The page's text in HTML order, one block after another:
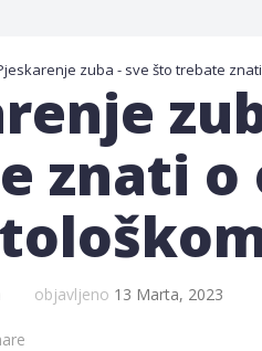
znati o
objavljeno 13 Marta, 2023